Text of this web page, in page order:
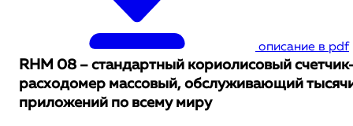
описание в pdf
RHM 08 – стандартный кориолисовый
расходомер массовый, обслуживающий
приложений по всему миру